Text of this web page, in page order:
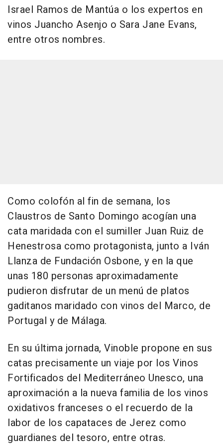
Israel Ramos de Mantúa o los expertos en
vinos Juancho Asenjo o Sara Jane Evans,
entre otros nombres.
Como colofón al fin de semana, los
Claustros de Santo Domingo acogían una
cata maridada con el sumiller Juan Ruiz de
Henestrosa como protagonista, junto a Iván
Llanza de Fundación Osbone, y en la que
unas 180 personas aproximadamente
pudieron disfrutar de un menú de platos
gaditanos maridado con vinos del Marco, de
Portugal y de Málaga.
En su última jornada, Vinoble propone en sus
catas precisamente un viaje por los Vinos
Fortificados del Mediterráneo Unesco, una
aproximación a la nueva familia de los vinos
oxidativos franceses o el recuerdo de la
labor de los capataces de Jerez como
guardianes del tesoro, entre otras.